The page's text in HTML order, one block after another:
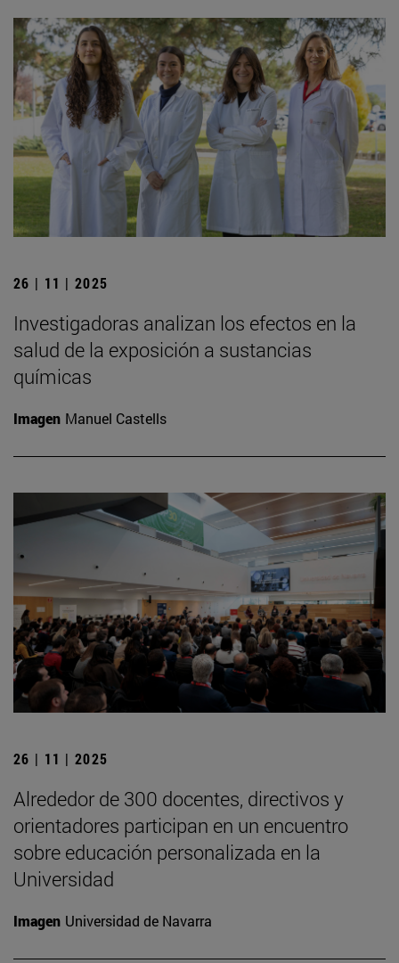
26 | 11 | 2025
Investigadoras analizan los efectos en la
salud de la exposición a sustancias
químicas
Imagen Manuel Castells
26 | 11 | 2025
Alrededor de 300 docentes, directivos y
orientadores participan en un encuentro
sobre educación personalizada en la
Universidad
Imagen Universidad de Navarra